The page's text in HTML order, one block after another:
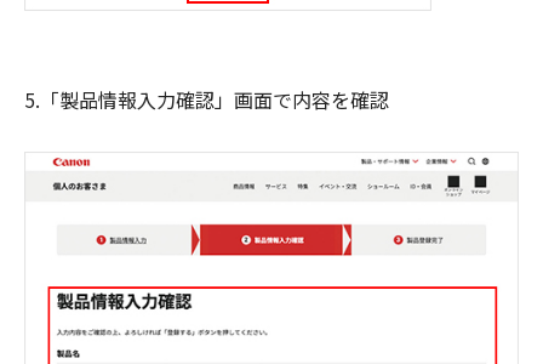
5.「製品情報入力確認」画面で内容を確認